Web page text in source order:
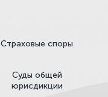
Страховые споры
Суды общей
юрисдикции